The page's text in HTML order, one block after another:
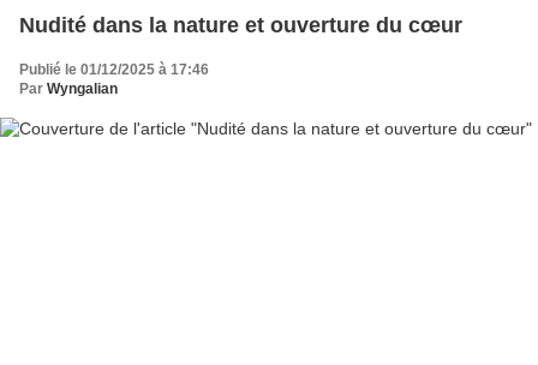
Nudité dans la nature et ouverture du cœur
Publié le 01/12/2025 à 17:46
Par Wyngalian